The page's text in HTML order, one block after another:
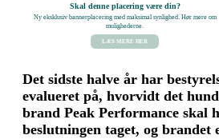
Skal denne placering være din?
Ny eksklusiv bannerplacering med maksimal synlighed. Hør mere om
mulighederne.
LÆS MERE HER
Det sidste halve år har
evalueret på, hvorvidt det
brand Peak Performance skal
beslutningen taget, og brandet